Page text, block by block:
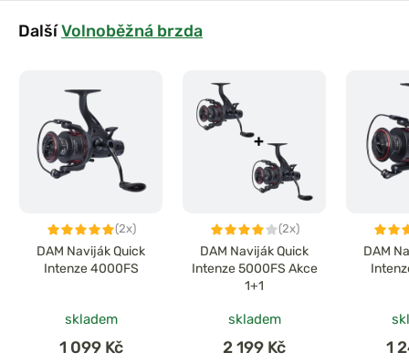
DalšíVolnoběžná brzda
(2x)
DAM Naviják Quick
Intenze 4000FS
skladem
1 099 Kč
(2x)
DAM Naviják Quick
Intenze 5000FS Akce
1+1
skladem
2 199 Kč
DAM
1